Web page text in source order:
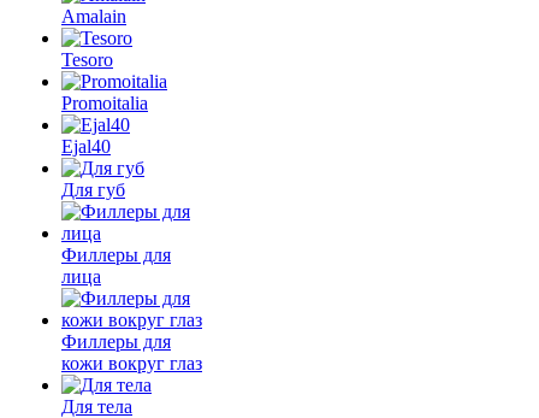
Amalain
Tesoro
Promoitalia
Ejal40
Для губ
Филлеры для
лица
Филлеры для
кожи вокруг глаз
Для тела